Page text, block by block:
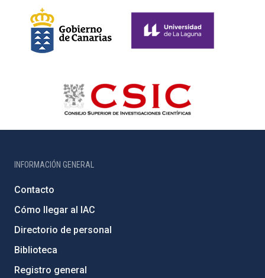
INFORMACIÓN GENERAL
Contacto
Cómo llegar al IAC
Directorio de personal
Biblioteca
Registro general